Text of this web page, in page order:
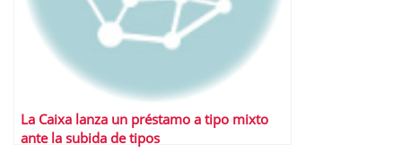
La Caixa lanza un préstamo a tipo mixto
ante la subida de tipos